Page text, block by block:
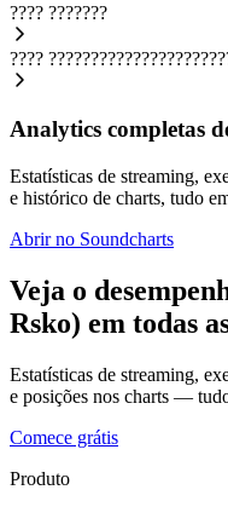
???? ???????
????
Analytics completas
Estatísticas de streaming,
e histórico de charts, tudo
Abrir no Soundcharts
Veja o
Rsko) em todas
Estatísticas de streaming,
e posições nos charts —
Comece grátis
Produto